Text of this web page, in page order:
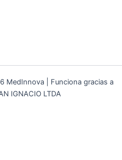
MedInnova | Funciona gracias a
IGNACIO LTDA